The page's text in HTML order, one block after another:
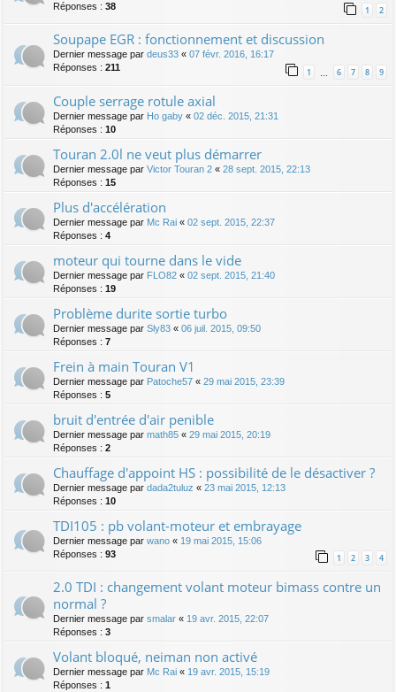
Réponses : 38 1 2
Soupape EGR : fonctionnement et discussion
Dernier message par deus33 « 07 févr. 2016, 16:17
Réponses : 211 1 6 7 8 9
Couple serrage rotule axial
Dernier message par Ho gaby « 02 déc. 2015, 21:31
Réponses : 10
Touran 2.0l ne veut plus démarrer
Dernier message par Victor Touran 2 « 28 sept. 2015, 22:13
Réponses : 15
Plus d'accélération
Dernier message par Mc Rai « 02 sept. 2015, 22:37
Réponses : 4
moteur qui tourne dans le vide
Dernier message par FLO82 « 02 sept. 2015, 21:40
Réponses : 19
Problème durite sortie turbo
Dernier message par Sly83 « 06 juil. 2015, 09:50
Réponses : 7
Frein à main Touran V1
Dernier message par Patoche57 « 29 mai 2015, 23:39
Réponses : 5
bruit d'entrée d'air penible
Dernier message par math85 « 29 mai 2015, 20:19
Réponses : 2
Chauffage d'appoint HS : possibilité de le désactiver ?
Dernier message par dada2tuluz « 23 mai 2015, 12:13
Réponses : 10
TDI105 : pb volant-moteur et embrayage
Dernier message par wano « 19 mai 2015, 15:06
Réponses : 93 1 2 3 4
2.0 TDI : changement volant moteur bimass contre un
normal ?
Dernier message par smalar « 19 avr. 2015, 22:07
Réponses : 3
Volant bloqué, neiman non activé
Dernier message par Mc Rai « 19 avr. 2015, 15:19
Réponses : 1